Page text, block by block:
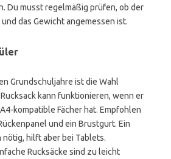
Du musst regelmäßig prüfen, ob der
das Gewicht angemessen ist.
Grundschuljahre ist die Wahl
kann funktionieren, wenn er
kompatible Fächer hat. Empfohlen
und ein Brustgurt. Ein
hilft aber bei Tablets.
Rucksäcke sind zu leicht